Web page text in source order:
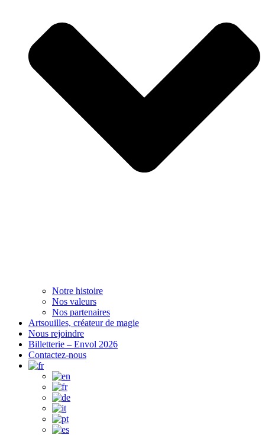
Notre histoire
Nos valeurs
Nos partenaires
Artsouilles, créateur de magie
Nous rejoindre
Billetterie – Envol 2026
Contactez-nous